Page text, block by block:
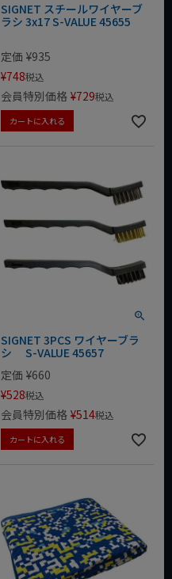
SIGNET スチールワイヤーブ
ラシ 3x17 S-VALUE 45655
定価 ¥935
¥748税込
会員特別価格 ¥729税込
カートに入れる
SIGNET 3PCS ワイヤーブラ
シ S-VALUE 45657
定価 ¥660
¥528税込
会員特別価格 ¥514税込
カートに入れる